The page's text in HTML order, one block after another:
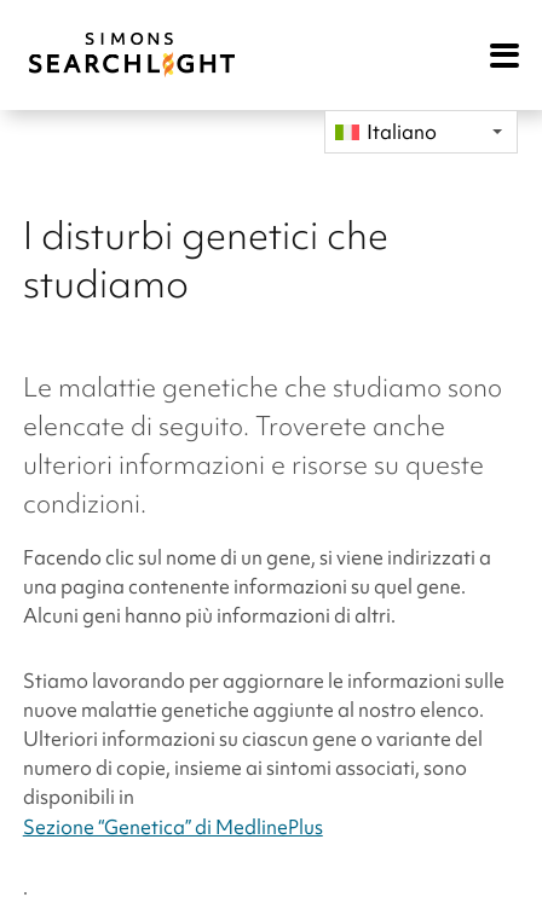
Open
Italiano
I disturbi genetici che
studiamo
Le malattie genetiche che studiamo sono
elencate di seguito. Troverete anche
ulteriori informazioni e risorse su queste
condizioni.
Facendo clic sul nome di un gene, si viene indirizzati a
una pagina contenente informazioni su quel gene.
Alcuni geni hanno più informazioni di altri.
Stiamo lavorando per aggiornare le informazioni sulle
nuove malattie genetiche aggiunte al nostro elenco.
Ulteriori informazioni su ciascun gene o variante del
numero di copie, insieme ai sintomi associati, sono
disponibili in
Sezione “Genetica” di MedlinePlus
.